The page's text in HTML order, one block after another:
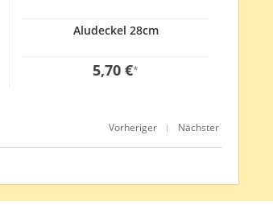
Aludeckel 28cm
5,70 €*
Vorheriger | Nächster